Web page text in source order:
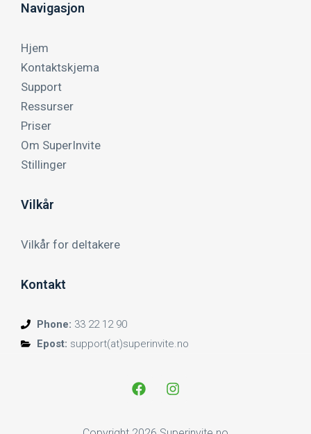
Navigasjon
Hjem
Kontaktskjema
Support
Ressurser
Priser
Om SuperInvite
Stillinger
Vilkår
Vilkår for deltakere
Kontakt
Phone: 33 22 12 90
Epost: support(at)superinvite.no